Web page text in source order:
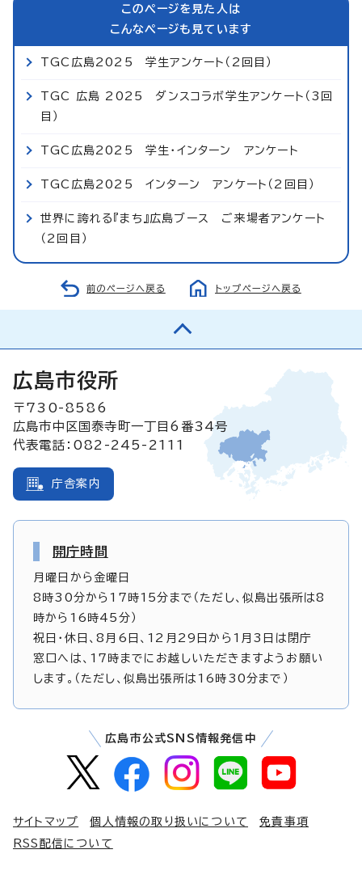
このページを見た人は
こんなページも見ています
TGC広島2025 学生アンケート（2回目）
TGC 広島 2025 ダンスコラボ学生アンケート（3回
目）
TGC広島2025 学生・インターン アンケート
TGC広島2025 インターン アンケート（2回目）
世界に誇れる『まち』広島ブース ご来場者アンケート
（2回目）
前のページへ戻る トップページへ戻る
広島市役所
〒730-8586
広島市中区国泰寺町一丁目6番34号
代表電話：082-245-2111
庁舎案内
開庁時間
月曜日から金曜日
8時30分から17時15分まで（ただし、似島出張所は8
時から16時45分）
祝日・休日、8月6日、12月29日から1月3日は閉庁
窓口へは、17時までにお越しいただきますようお願い
します。（ただし、似島出張所は16時30分まで）
広島市公式SNS情報発信中
サイトマップ 個人情報の取り扱いについて
免責事項
RSS配信について